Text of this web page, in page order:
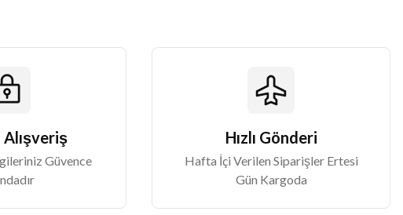
Alışveriş
Güvence
Hızlı Gönderi
Hafta İçi Verilen Siparişler Ertesi
Gün Kargoda